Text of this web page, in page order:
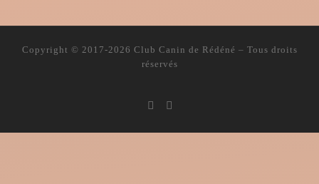
Copyright © 2017-2026 Club Canin de Rédéné – Tous droits
réservés